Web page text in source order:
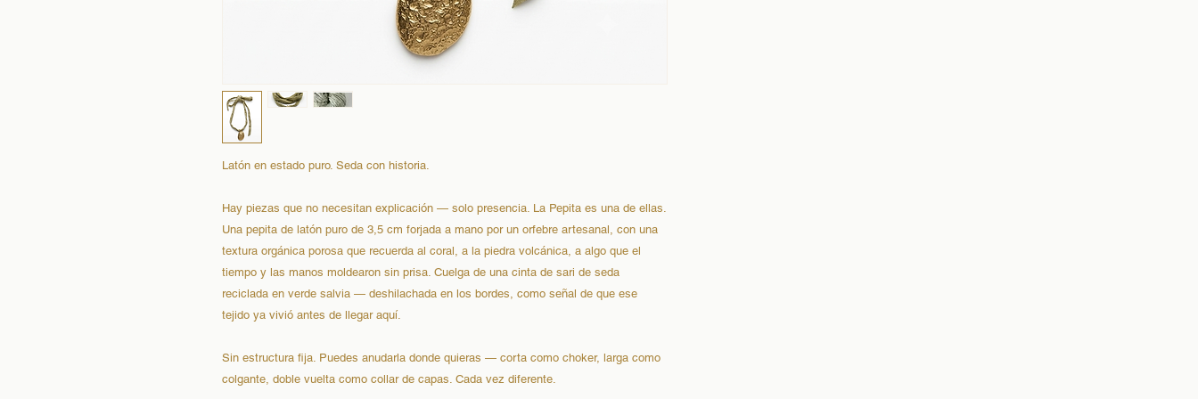
Latón en estado puro. Seda con historia.
Hay piezas que no necesitan explicación — solo presencia. La Pepita es una de ellas.
Una pepita de latón puro de 3,5 cm forjada a mano por un orfebre artesanal, con una
textura orgánica porosa que recuerda al coral, a la piedra volcánica, a algo que el
tiempo y las manos moldearon sin prisa. Cuelga de una cinta de sari de seda
reciclada en verde salvia — deshilachada en los bordes, como señal de que ese
tejido ya vivió antes de llegar aquí.
Sin estructura fija. Puedes anudarla donde quieras — corta como choker, larga como
colgante, doble vuelta como collar de capas. Cada vez diferente.